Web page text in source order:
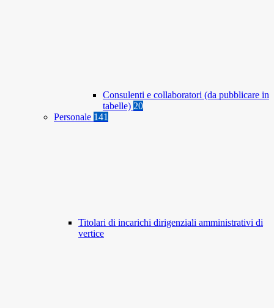
Consulenti e collaboratori (da pubblicare in
tabelle) 20
Personale 141
Titolari di incarichi dirigenziali amministrativi di
vertice